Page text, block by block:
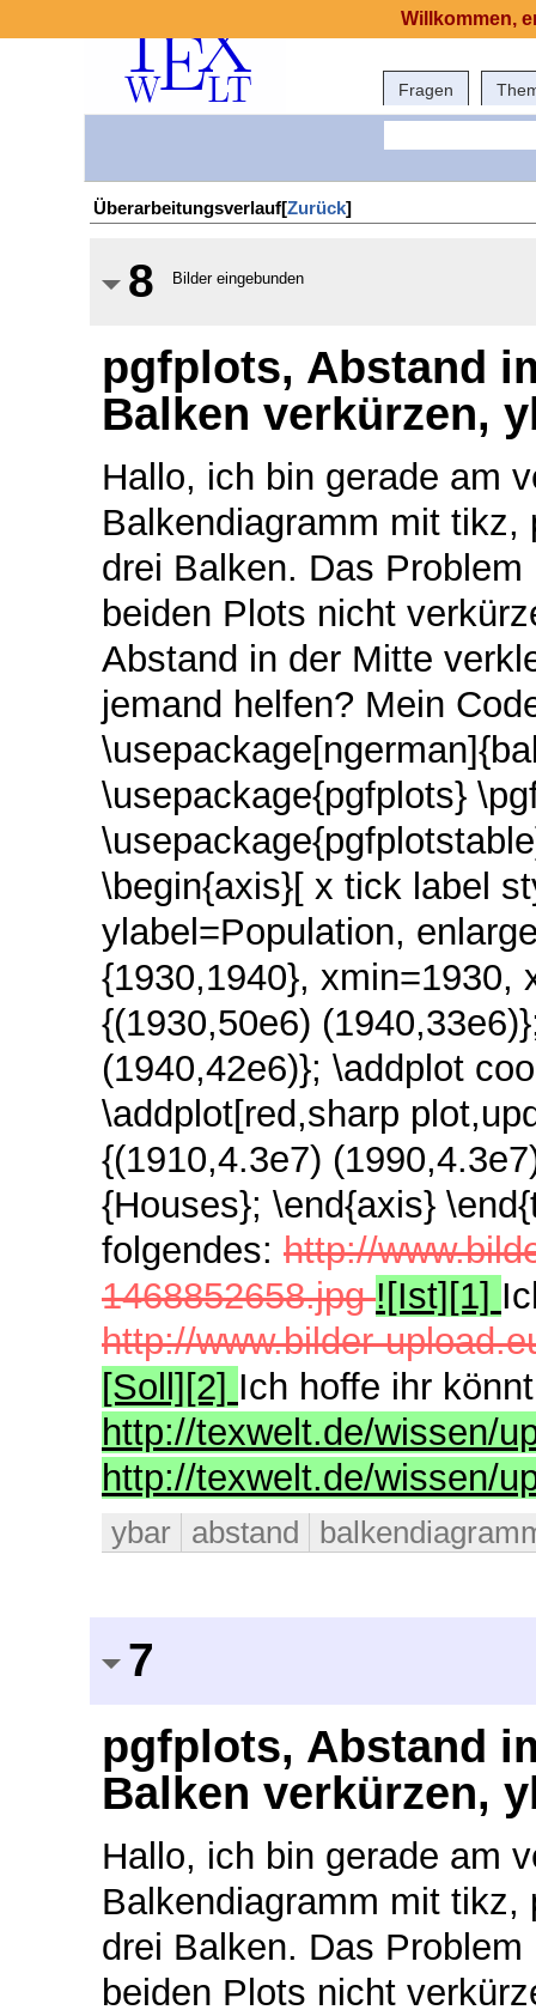
Fragen
Überarbeitungsverlauf[Zurück]
8 Bilder eingebunden
pgfplots, Abstand
Balken verkürzen,
Hallo, ich bin gerade am
Balkendiagramm mit
drei Balken. Das
beiden Plots nicht
Abstand in der Mitte
jemand helfen? Mein
\usepackage{pgfplots}
\begin{axis}[ x tick label
ylabel=Population,
{1930,1940}, xmin=1930,
{(1930,50e6)
(1940,42e6)}; \addplot
\addplot[red,sharp
{(1910,4.3e7)
{Houses}; \end{axis}
folgendes: http://
1468852658.jpg![Ist][1]
http://www.bilder-
[Soll][2] Ich hoffe ihr
http://texwelt.de/wissen/
http://texwelt.de/wissen/
ybar abstand
7
pgfplots, Abstand
Balken verkürzen,
Hallo, ich bin gerade am
Balkendiagramm mit
drei Balken. Das
beiden Plots nicht
Willkommen,